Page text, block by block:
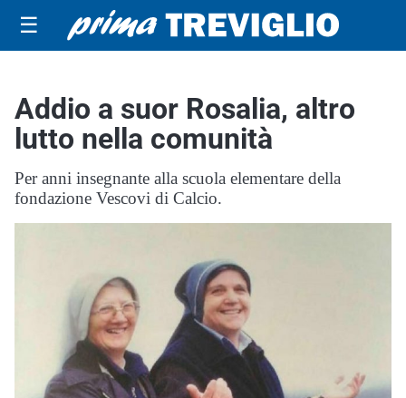
☰
Addio a suor Rosalia, altro
lutto nella comunità
Per anni insegnante alla scuola elementare della
fondazione Vescovi di Calcio.